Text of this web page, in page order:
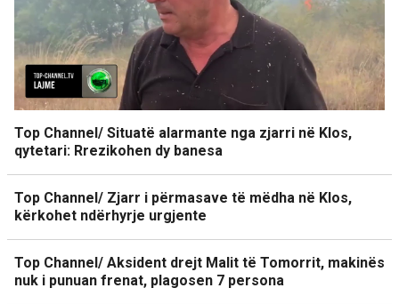
Top Channel/ Situatë alarmante nga zjarri në Klos,
qytetari: Rrezikohen dy banesa
Top Channel/ Zjarr i përmasave të mëdha në Klos,
kërkohet ndërhyrje urgjente
Top Channel/ Aksident drejt Malit të Tomorrit, makinës
nuk i punuan frenat, plagosen 7 persona